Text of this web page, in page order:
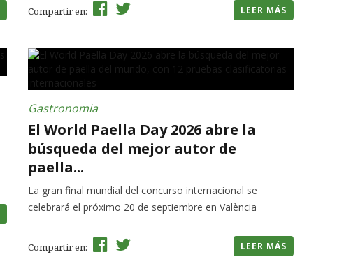
Compartir en: LEER MÁS
Gastronomia
El World Paella Day 2026 abre la
búsqueda del mejor autor de
paella...
La gran final mundial del concurso internacional se
celebrará el próximo 20 de septiembre en València
Compartir en: LEER MÁS